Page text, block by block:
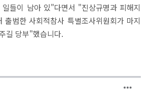
들이 남아 있"다면서 "진상규명과 피해지
출범한 사회적참사 특별조사위원회가 마지
길 당부"했습니다.